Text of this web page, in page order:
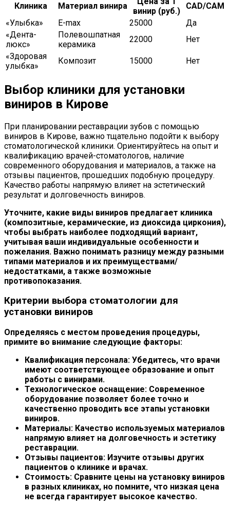
Клиника Материал винира
винир (руб.)
CAD/CAM
«Улыбка»
E-max 25000
Да
«Дента-
люкс»
Полевошпатная
керамика
22000
Нет
«Здоровая
улыбка»
Композит 15000 Нет
Выбор клиники для установки
виниров в Кирове
При планировании реставрации зубов с помощью
виниров в Кирове, важно тщательно подойти к выбору
стоматологической клиники. Ориентируйтесь на опыт и
квалификацию врачей-стоматологов, наличие
современного оборудования и материалов, а также на
отзывы пациентов, прошедших подобную процедуру.
Качество работы напрямую влияет на эстетический
результат и долговечность виниров.
Уточните, какие виды виниров предлагает клиника
(композитные, керамические, из диоксида циркония),
чтобы выбрать наиболее подходящий вариант,
учитывая ваши индивидуальные особенности и
пожелания. Важно понимать разницу между разными
типами материалов и их преимуществами/
недостатками, а также возможные
противопоказания.
Критерии выбора стоматологии для
установки виниров
Определяясь с местом проведения процедуры,
примите во внимание следующие факторы:
Квалификация персонала: Убедитесь, что врачи
имеют соответствующее образование и опыт
работы с винирами.
Технологическое оснащение: Современное
оборудование позволяет более точно и
качественно проводить все этапы установки
виниров.
Материалы: Качество используемых материалов
напрямую влияет на долговечность и эстетику
реставрации.
Отзывы пациентов: Изучите отзывы других
пациентов о клинике и врачах.
Стоимость: Сравните цены на установку виниров
в разных клиниках, но помните, что низкая цена
не всегда гарантирует высокое качество.